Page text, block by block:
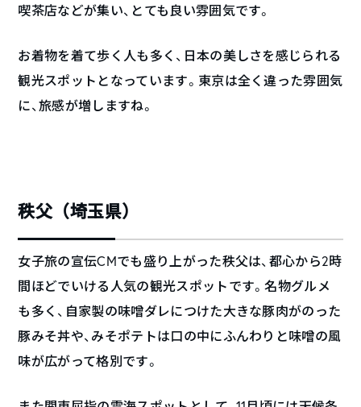
喫茶店などが集い、とても良い雰囲気です。
お着物を着て歩く人も多く、日本の美しさを感じられる
観光スポットとなっています。東京は全く違った雰囲気
に、旅感が増しますね。
秩父（埼玉県）
女子旅の宣伝CMでも盛り上がった秩父は、都心から2時
間ほどでいける人気の観光スポットです。名物グルメ
も多く、自家製の味噌ダレにつけた大きな豚肉がのった
豚みそ丼や、みそポテトは口の中にふんわりと味噌の風
味が広がって格別です。